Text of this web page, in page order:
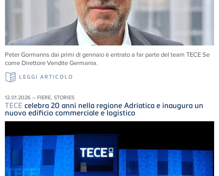
Peter Gormanns dai primi di gennaio è entrato a far parte del team TECESe
come Direttore Vendite Germania.
LEGGI ARTICOLO
12.01.2026 – FIERE, STORIES
TECE celebra 20 anni nella regione Adriatica e inaugura un
nuovo edificio commerciale e logistico